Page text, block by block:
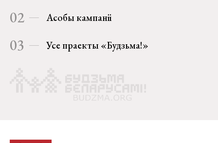
02 Асобы кампаніі
03 Усе праекты «Будзьма!»